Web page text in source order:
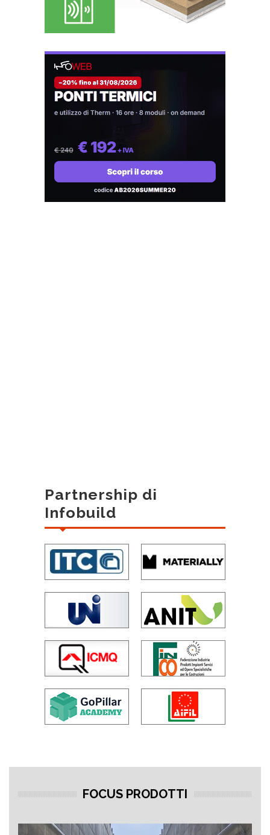
Partnership di
Infobuild
FOCUS PRODOTTI